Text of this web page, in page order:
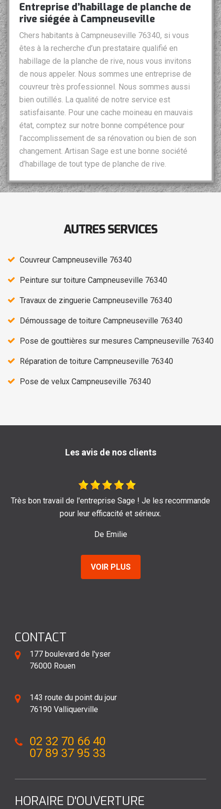
Entreprise d’habillage de planche de
rive siégée à Campneuseville
Chers habitants à Campneuseville 76340, si vous
êtes à la recherche d’un prestataire qualifié en
habillage de la planche de rive, nous vous invitons
de nous appeler. Nous sommes une entreprise de
couvreur très professionnel. Nous sommes aussi
bien outillés. La qualité de notre service est
satisfaisante. Pour une cache moineau en mauvais
état, comptez sur notre bonne compétence pour
l’accomplissement de sa rénovation ou bien de son
changement. Artisan Sage est une bonne société
d’habillage de tout type de planche de rive.
AUTRES SERVICES
Couvreur Campneuseville 76340
Peinture sur toiture Campneuseville 76340
Travaux de zinguerie Campneuseville 76340
Démoussage de toiture Campneuseville 76340
Pose de gouttières sur mesures Campneuseville 76340
Réparation de toiture Campneuseville 76340
Pose de velux Campneuseville 76340
Les avis de nos clients
recommande Je recommande au top !!
VOIR PLUS
CONTACT
177 boulevard de l'yser
76000 Rouen
143 route du point du jour
76190 Valliquerville
02 32 70 66 40
07 89 37 95 33
HORAIRE D'OUVERTURE